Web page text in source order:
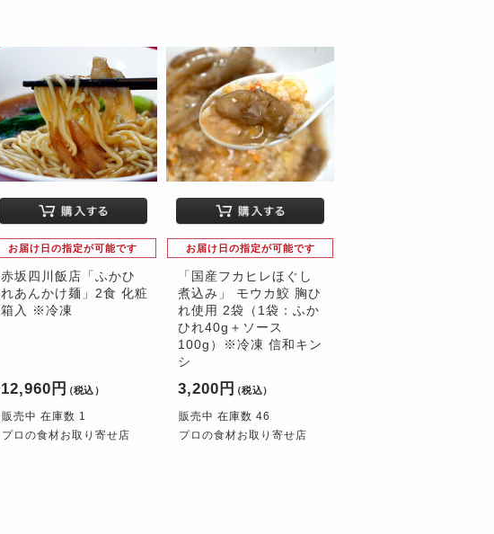
お届け日の指定が可能です
赤坂四川飯店「ふかひ
れあんかけ麺」2食 化粧
箱入 ※冷凍
12,960円（税込）
販売中 在庫数 1
プロの食材お取り寄せ店
お届け日の指定が可能です
「国産フカヒレほぐし
煮込み」 モウカ鮫 胸ひ
れ使用 2袋（1袋：ふか
ひれ40g＋ソース
100g）※冷凍 信和キン
シ
3,200円 （税込）
販売中 在庫数 46
プロの食材お取り寄せ店